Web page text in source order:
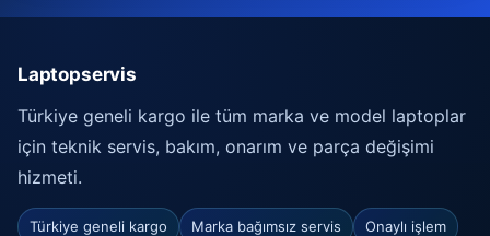
Laptopservis
Türkiye geneli kargo ile tüm marka ve model laptoplar
için teknik servis, bakım, onarım ve parça değişimi
hizmeti.
Türkiye geneli kargo Marka bağımsız servis Onaylı işlem